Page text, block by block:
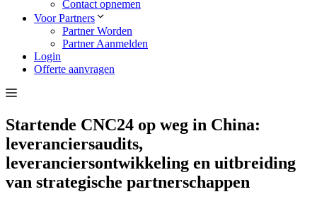
Contact opnemen
Voor Partners
Partner Worden
Partner Aanmelden
Login
Offerte aanvragen
Startende CNC24 op weg in China:
leveranciersaudits,
leveranciersontwikkeling en uitbreiding
van strategische partnerschappen